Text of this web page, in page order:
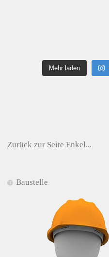
Mehr laden
Zurück zur Seite Enkel...
Baustelle